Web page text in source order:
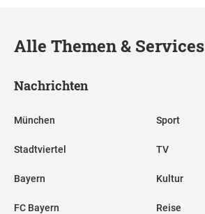
Alle Themen & Services
Nachrichten
München
Stadtviertel
Bayern
FC Bayern
Sport
TV
Kultur
Reise